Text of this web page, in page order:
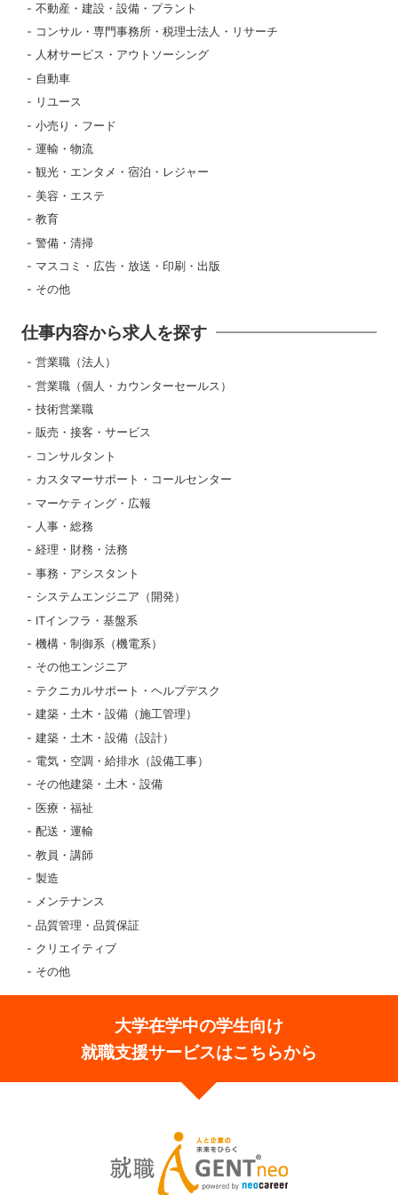
不動産・建設・設備・プラント
コンサル・専門事務所・税理士法人・リサーチ
人材サービス・アウトソーシング
自動車
リユース
小売り・フード
運輸・物流
観光・エンタメ・宿泊・レジャー
美容・エステ
教育
警備・清掃
マスコミ・広告・放送・印刷・出版
その他
仕事内容から求人を探す
営業職（法人）
営業職（個人・カウンターセールス）
技術営業職
販売・接客・サービス
コンサルタント
カスタマーサポート・コールセンター
マーケティング・広報
人事・総務
経理・財務・法務
事務・アシスタント
システムエンジニア（開発）
ITインフラ・基盤系
機構・制御系（機電系）
その他エンジニア
テクニカルサポート・ヘルプデスク
建築・土木・設備（施工管理）
建築・土木・設備（設計）
電気・空調・給排水（設備工事）
その他建築・土木・設備
医療・福祉
配送・運輸
教員・講師
製造
メンテナンス
品質管理・品質保証
クリエイティブ
その他
大学在学中の学生向け
就職支援サービスはこちらから